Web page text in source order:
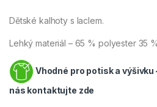
Dětské kalhoty s laclem.
Lehký materiál – 65 % polyester 35
Vhodné pro potisk a výšivku
nás kontaktujte zde